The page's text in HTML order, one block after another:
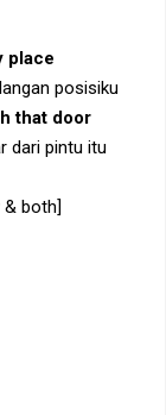
place
posisiku
that door
dari pintu itu
& both]